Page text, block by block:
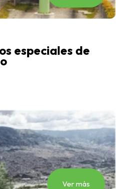
especiales de
Ver más